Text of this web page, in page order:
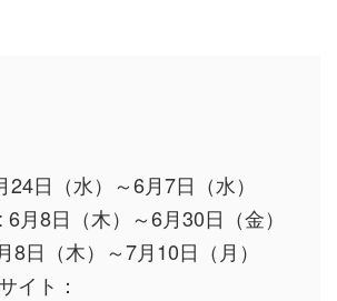
日（水）～6月7日（水）
月8日（木）～6月30日（金）
8日（木）～7月10日（月）
イト：